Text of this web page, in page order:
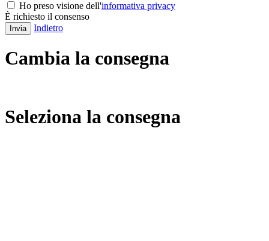
Ho preso visione dell'informativa privacy
È richiesto il consenso
Invia Indietro
Cambia la consegna
Seleziona la consegna